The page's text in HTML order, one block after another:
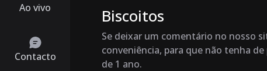
Ao vivo
Contacto
Biscoitos
Se deixar um comentário no nosso
conveniência, para que não tenha
de 1 ano.